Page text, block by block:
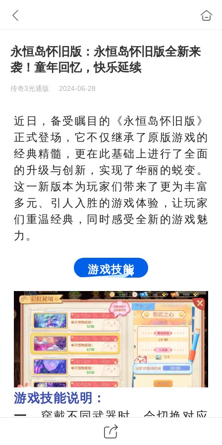
永恒岛怀旧版：永恒岛怀旧版全新来
袭！童年回忆，快乐延续
传奇3光通版 2024-06-28
近日，备受瞩目的《永恒岛怀旧版》
正式登场，它不仅继承了原版游戏的
经典精髓，更在此基础上进行了全面
的升级与创新，实现了华丽的蜕变。
这一新版本为玩家们带来了更为丰富
多元、引人入胜的游戏体验，让玩家
们重温经典，同时感受全新的游戏魅
力。
游戏技能
游戏技能说明：
一、穿戴不同武器时，会切换对应